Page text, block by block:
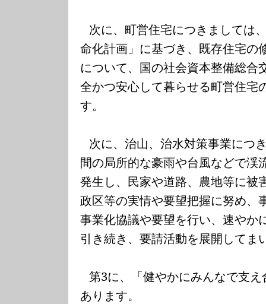
次に、町営住宅につきましては
命化計画」に基づき、既存住宅の
について、国の社会資本整備総合
全かつ安心して暮らせる町営住宅
す。
次に、治山、治水対策事業につ
間の局所的な豪雨や台風などで渓
発生し、民家や道路、農地等に被
政区等の実情や要望把握に努め、
事業化協議や要望を行い、速やか
引き続き、要請活動を展開してま
第3に、「健やかにみんなで支
あります。